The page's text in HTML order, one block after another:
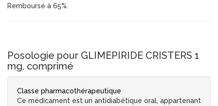
Remboursé à 65%.
Posologie pour GLIMEPIRIDE CRISTERS 1
mg, comprimé
Classe pharmacothérapeutique
Ce médicament est un antidiabétique oral, appartenant